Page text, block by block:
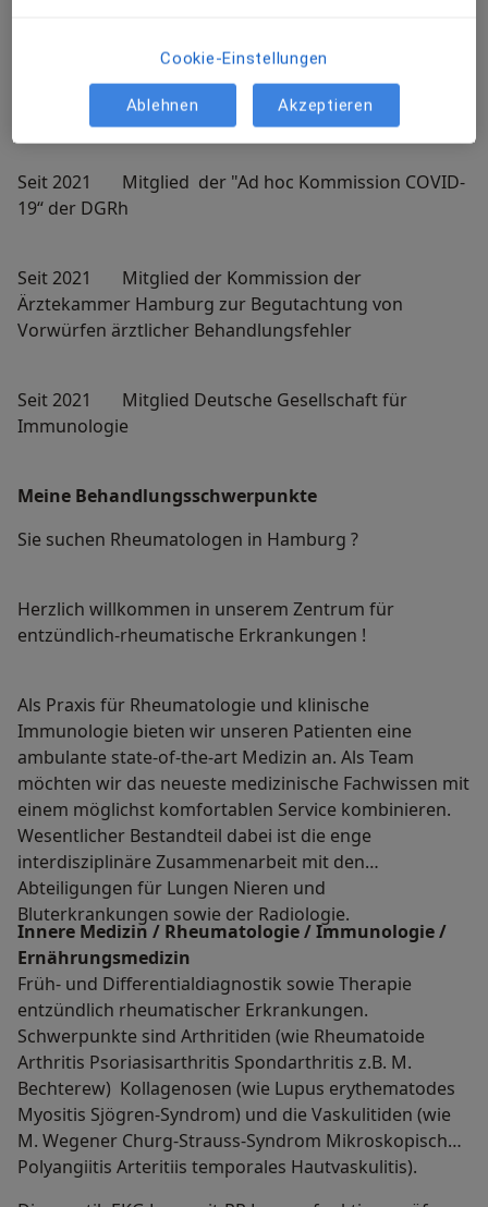
Seit 2021 Mitglied der RheumaDatenRhePort GbR
Seit 2021 Mitglied der "Ad hoc Kommission COVID-
19“ der DGRh
Seit 2021 Mitglied der Kommission der
Ärztekammer Hamburg zur Begutachtung von
Vorwürfen ärztlicher Behandlungsfehler
Seit 2021 Mitglied Deutsche Gesellschaft für
Immunologie
Meine Behandlungs­schwerpunkte
Sie suchen Rheumatologen in Hamburg ?
Herzlich willkommen in unserem Zentrum für
entzündlich-rheumatische Erkrankungen !
Als Praxis für Rheumatologie und klinische
Immunologie bieten wir unseren Patienten eine
ambulante state-of-the-art Medizin an. Als Team
möchten wir das neueste medizinische Fachwissen mit
einem möglichst komfortablen Service kombinieren.
Wesentlicher Bestandteil dabei ist die enge
interdisziplinäre Zusammenarbeit mit den
Abteiligungen für Lungen Nieren und
Bluterkrankungen sowie der Radiologie.
Innere Medizin / Rheumatologie / Immunologie /
Ernährungsmedizin
Früh- und Differentialdiagnostik sowie Therapie
entzündlich rheumatischer Erkrankungen.
Schwerpunkte sind Arthritiden (wie Rheumatoide
Arthritis Psoriasisarthritis Spondarthritis z.B. M.
Bechterew) Kollagenosen (wie Lupus erythematodes
Myositis Sjögren-Syndrom) und die Vaskulitiden (wie
M. Wegener Churg-Strauss-Syndrom Mikroskopische
Polyangiitis Arteritiis temporales Hautvaskulitis).
Cookie-Einstellungen
Ablehnen Akzeptieren